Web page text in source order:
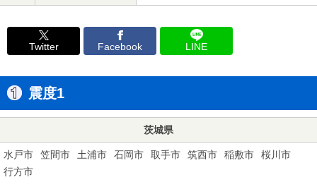
Twitter Facebook LINE
震度1
茨城県
水戸市 笠間市 土浦市 石岡市 取手市 筑西市 稲敷市
桜川市
行方市